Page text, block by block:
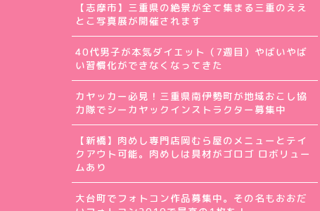
【志摩市】三重県の絶景が全て集まる三重のええ
とこ写真展が開催されます
40代男子が本気ダイエット（7週目）やばいやば
い習慣化ができなくなってきた
カヤッカー必見！三重県南伊勢町が地域おこし協
力隊でシーカヤックインストラクター募集中
【新橋】肉めし専門店岡むら屋のメニューとテイ
クアウト可能。肉めしは具材がゴロゴ ロボリュー
ムあり
大台町でフォトコン作品募集中。その名もおおだ